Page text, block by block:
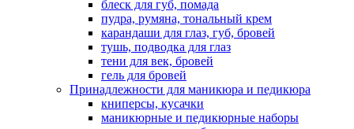
блеск для губ, помада
пудра, румяна, тональный крем
карандаши для глаз, губ, бровей
тушь, подводка для глаз
тени для век, бровей
гель для бровей
Принадлежности для маникюра и педикюра
книперсы, кусачки
маникюрные и педикюрные наборы